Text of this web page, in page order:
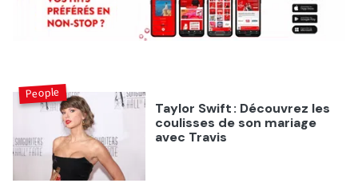
Taylor Swift : Découvrez les
coulisses de son mariage
avec Travis
People